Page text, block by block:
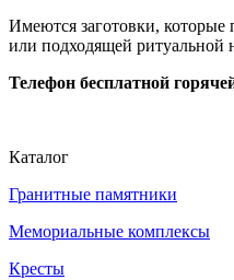
Имеются заготовки,
или подходящей ритуальной
Телефон бесплатной
Каталог
Гранитные памятники
Мемориальные комплексы
Кресты